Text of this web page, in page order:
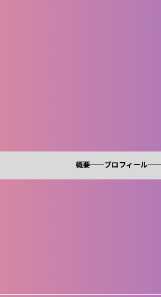
概要 プロフィール